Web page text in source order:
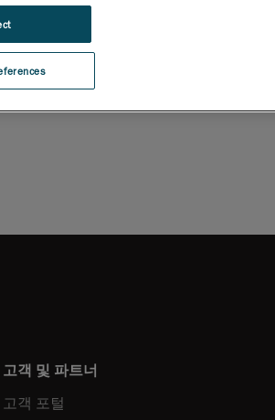
드, 정밀 프로빙 모드
고객 및 파트너
고객 포털